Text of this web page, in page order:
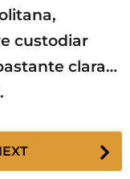
custodiar
clara…